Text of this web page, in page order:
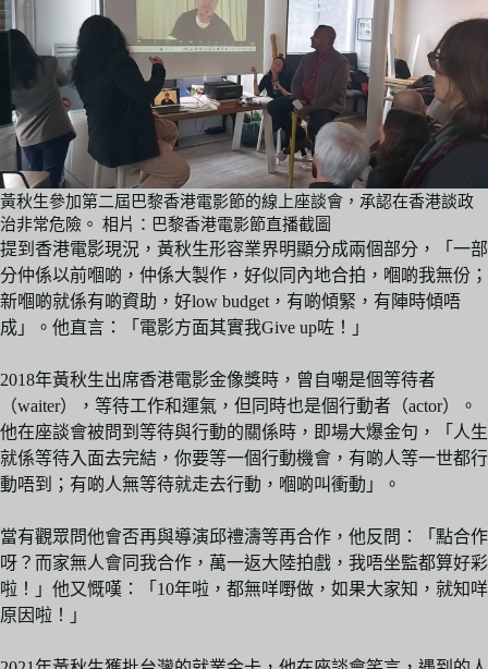
黃秋生參加第二屆巴黎香港電影節的線上座談會，承認在香港談政
治非常危險。 相片：巴黎香港電影節直播截圖
提到香港電影現況，黃秋生形容業界明顯分成兩個部分，「一部
分仲係以前嗰啲，仲係大製作，好似同內地合拍，嗰啲我無份；
新嗰啲就係有啲資助，好low budget，有啲傾緊，有陣時傾唔
成」。他直言：「電影方面其實我Give up咗！」
2018年黃秋生出席香港電影金像獎時，曾自嘲是個等待者
（waiter），等待工作和運氣，但同時也是個行動者（actor）。
他在座談會被問到等待與行動的關係時，即場大爆金句，「人生
就係等待入面去完結，你要等一個行動機會，有啲人等一世都行
動唔到；有啲人無等待就走去行動，嗰啲叫衝動」。
當有觀眾問他會否再與導演邱禮濤等再合作，他反問：「點合作
呀？而家無人會同我合作，萬一返大陸拍戲，我唔坐監都算好彩
啦！」他又慨嘆：「10年啦，都無咩嘢做，如果大家知，就知咩
原因啦！」